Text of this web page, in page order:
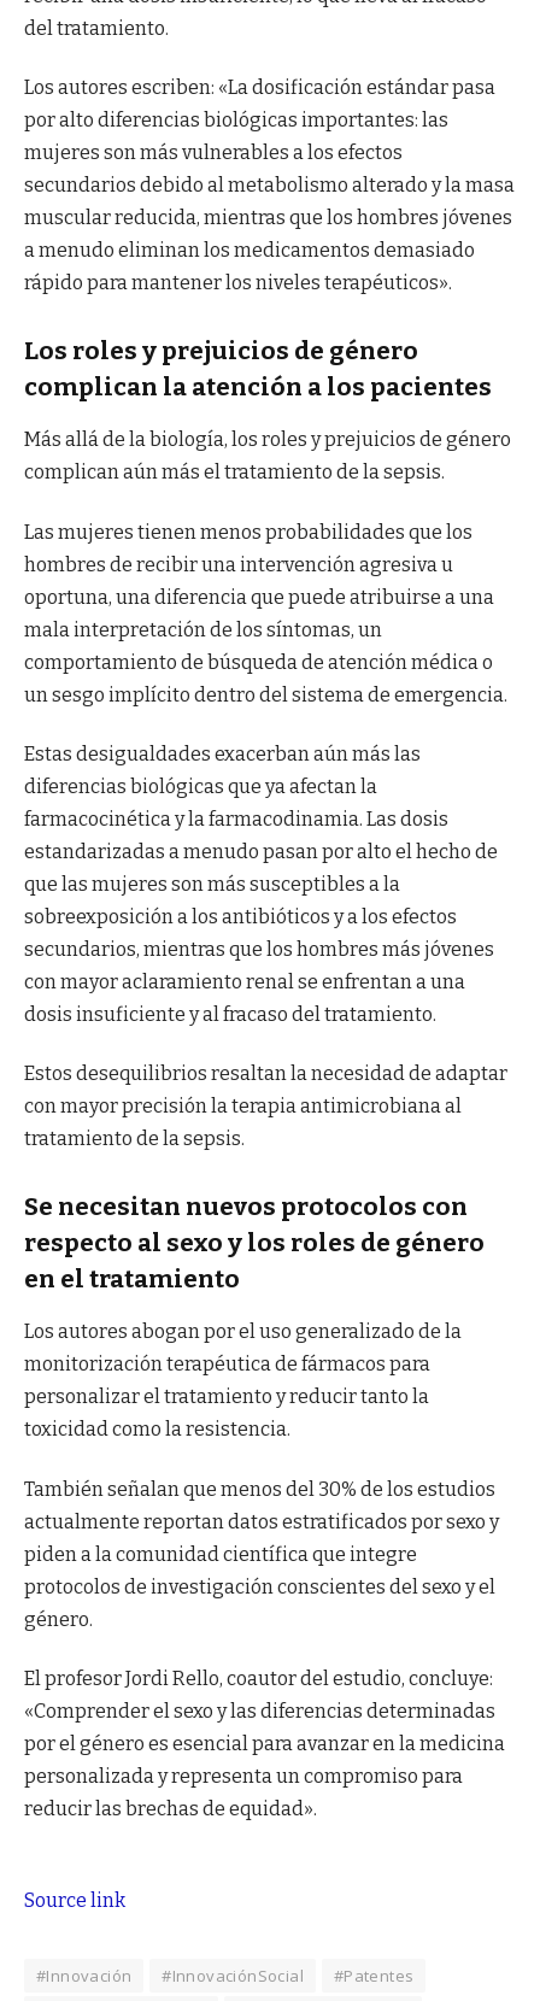
del tratamiento.
Los autores escriben: «La dosificación estándar pasa
por alto diferencias biológicas importantes: las
mujeres son más vulnerables a los efectos
secundarios debido al metabolismo alterado y la masa
muscular reducida, mientras que los hombres jóvenes
a menudo eliminan los medicamentos demasiado
rápido para mantener los niveles terapéuticos».
Los roles y prejuicios de género
complican la atención a los pacientes
Más allá de la biología, los roles y prejuicios de género
complican aún más el tratamiento de la sepsis.
Las mujeres tienen menos probabilidades que los
hombres de recibir una intervención agresiva u
oportuna, una diferencia que puede atribuirse a una
mala interpretación de los síntomas, un
comportamiento de búsqueda de atención médica o
un sesgo implícito dentro del sistema de emergencia.
Estas desigualdades exacerban aún más las
diferencias biológicas que ya afectan la
farmacocinética y la farmacodinamia. Las dosis
estandarizadas a menudo pasan por alto el hecho de
que las mujeres son más susceptibles a la
sobreexposición a los antibióticos y a los efectos
secundarios, mientras que los hombres más jóvenes
con mayor aclaramiento renal se enfrentan a una
dosis insuficiente y al fracaso del tratamiento.
Estos desequilibrios resaltan la necesidad de adaptar
con mayor precisión la terapia antimicrobiana al
tratamiento de la sepsis.
Se necesitan nuevos protocolos con
respecto al sexo y los roles de género
en el tratamiento
Los autores abogan por el uso generalizado de la
monitorización terapéutica de fármacos para
personalizar el tratamiento y reducir tanto la
toxicidad como la resistencia.
También señalan que menos del 30% de los estudios
actualmente reportan datos estratificados por sexo y
piden a la comunidad científica que integre
protocolos de investigación conscientes del sexo y el
género.
El profesor Jordi Rello, coautor del estudio, concluye:
«Comprender el sexo y las diferencias determinadas
por el género es esencial para avanzar en la medicina
personalizada y representa un compromiso para
reducir las brechas de equidad».
Source link
#Innovación #InnovaciónSocial
#Patentes